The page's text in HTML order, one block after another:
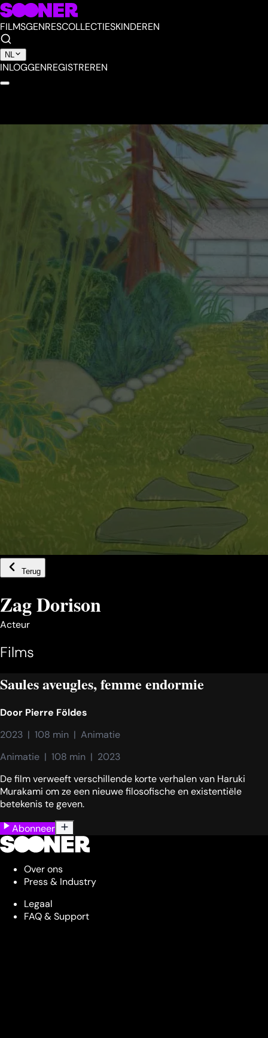
FILMSGENRESCOLLECTIESKINDEREN
NL
INLOGGENREGISTREREN
Terug
Zag Dorison
Acteur
Films
Saules aveugles, femme endormie
Door Pierre Földes
2023  |  108 min  |  Animatie
Animatie  |  108 min  |  2023
De film verweeft verschillende korte verhalen van Haruki
Murakami om ze een nieuwe filosofische en existentiële
betekenis te geven.
Abonneer
Over ons
Press & Industry
Legaal
FAQ & Support